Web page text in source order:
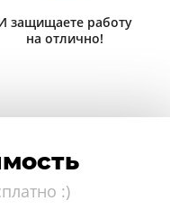
защищаете работу
на отлично!
:)